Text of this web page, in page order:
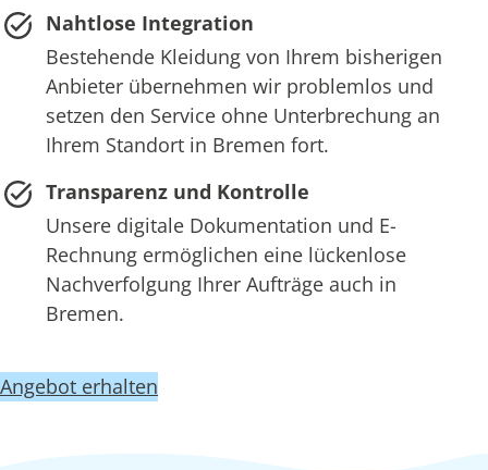
Nahtlose Integration
Bestehende Kleidung von Ihrem bisherigen
Anbieter übernehmen wir problemlos und
setzen den Service ohne Unterbrechung an
Ihrem Standort in Bremen fort.
Transparenz und Kontrolle
Unsere digitale Dokumentation und E-
Rechnung ermöglichen eine lückenlose
Nachverfolgung Ihrer Aufträge auch in
Bremen.
Angebot erhalten